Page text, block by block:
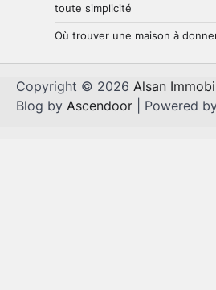
toute simplicité
Où trouver une maison à
Copyright © 2026 Alsan
Blog by Ascendoor | Powered